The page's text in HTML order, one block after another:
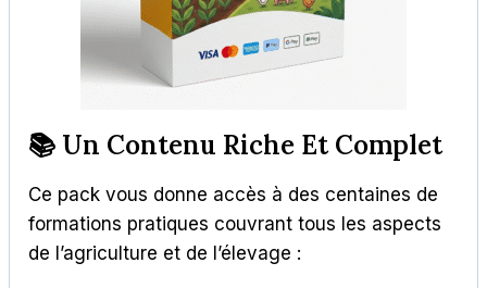
📚 Un Contenu Riche Et Complet
Ce pack vous donne accès à des centaines de
formations pratiques couvrant tous les aspects
de l’agriculture et de l’élevage :